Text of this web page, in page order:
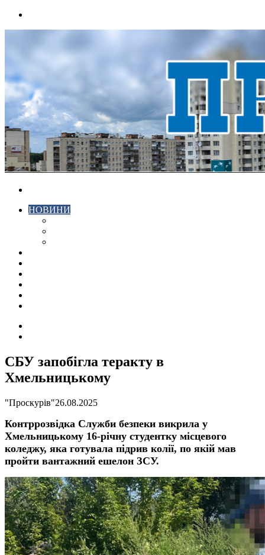
НОВИНИ
СБУ запобігла теракту в
Хмельницькому
"Проскурів"26.08.2025
Контррозвідка Служби безпеки викрила у
Хмельницькому 16-річну студентку місцевого
коледжу, яка готувала підрив колії, по якій мав
пройти вантажний ешелон ЗСУ.